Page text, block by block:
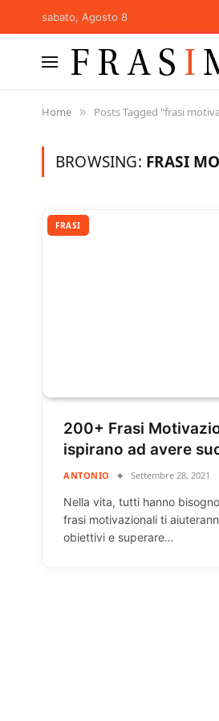
sabato, Agosto 8
Home » Posts Tagged "frasi
BROWSING: FRASI
FRASI
200+ Frasi
ispirano ad avere
ANTONIO Settembre 28, 2021
Nella vita, tutti hanno
frasi motivazionali ti
obiettivi e superare…